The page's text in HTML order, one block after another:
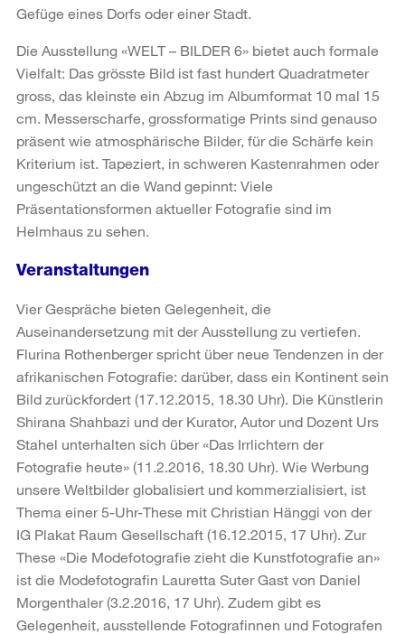
Gefüge eines Dorfs oder einer Stadt.
Die Ausstellung «WELT – BILDER 6» bietet auch formale
Vielfalt: Das grösste Bild ist fast hundert Quadratmeter
gross, das kleinste ein Abzug im Albumformat 10 mal 15
cm. Messerscharfe, grossformatige Prints sind genauso
präsent wie atmosphärische Bilder, für die Schärfe kein
Kriterium ist. Tapeziert, in schweren Kastenrahmen oder
ungeschützt an die Wand gepinnt: Viele
Präsentationsformen aktueller Fotografie sind im
Helmhaus zu sehen.
Veranstaltungen
Vier Gespräche bieten Gelegenheit, die
Auseinandersetzung mit der Ausstellung zu vertiefen.
Flurina Rothenberger spricht über neue Tendenzen in der
afrikanischen Fotografie: darüber, dass ein Kontinent sein
Bild zurückfordert (17.12.2015, 18.30 Uhr). Die Künstlerin
Shirana Shahbazi und der Kurator, Autor und Dozent Urs
Stahel unterhalten sich über «Das Irrlichtern der
Fotografie heute» (11.2.2016, 18.30 Uhr). Wie Werbung
unsere Weltbilder globalisiert und kommerzialisiert, ist
Thema einer 5-Uhr-These mit Christian Hänggi von der
IG Plakat Raum Gesellschaft (16.12.2015, 17 Uhr). Zur
These «Die Modefotografie zieht die Kunstfotografie an»
ist die Modefotografin Lauretta Suter Gast von Daniel
Morgenthaler (3.2.2016, 17 Uhr). Zudem gibt es
Gelegenheit, ausstellende Fotografinnen und Fotografen